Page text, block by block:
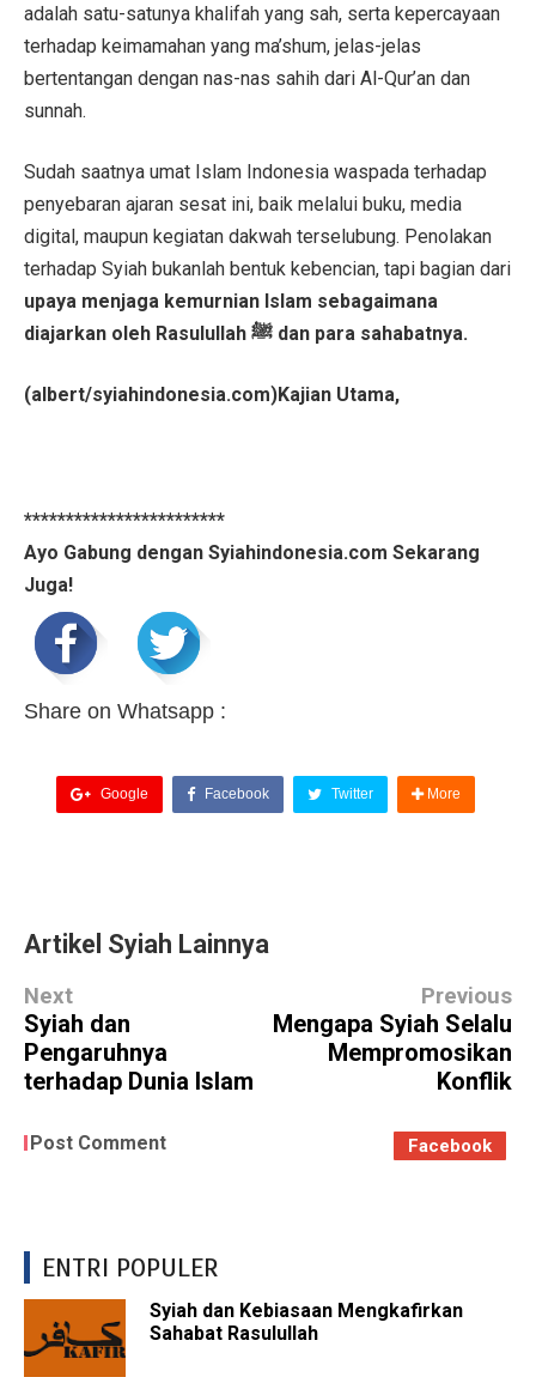
adalah satu-satunya khalifah yang sah, serta kepercayaan
terhadap keimamahan yang ma’shum, jelas-jelas
bertentangan dengan nas-nas sahih dari Al-Qur’an dan
sunnah.
Sudah saatnya umat Islam Indonesia waspada terhadap
penyebaran ajaran sesat ini, baik melalui buku, media
digital, maupun kegiatan dakwah terselubung. Penolakan
terhadap Syiah bukanlah bentuk kebencian, tapi bagian dari
upaya menjaga kemurnian Islam sebagaimana
diajarkan oleh Rasulullah ﷺ dan para sahabatnya.
(albert/syiahindonesia.com)Kajian Utama,
************************
Ayo Gabung dengan Syiahindonesia.com Sekarang
Juga!
Share on Whatsapp :
Google Facebook Twitter More
Artikel Syiah Lainnya
Next
Syiah dan
Pengaruhnya
terhadap Dunia Islam
Previous
Mengapa Syiah Selalu
Mempromosikan
Konflik
Post Comment Facebook
ENTRI POPULER
Syiah dan Kebiasaan Mengkafirkan
Sahabat Rasulullah